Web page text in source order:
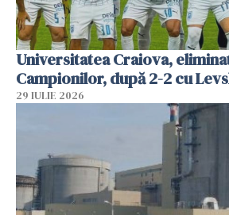
Universitatea Craiova,
Campionilor, după 2-2 cu
29 IULIE 2026